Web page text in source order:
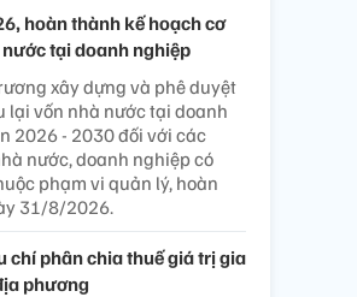
hoàn thành kế hoạch cơ
tại doanh nghiệp
xây dựng và phê duyệt
lại vốn nhà nước tại doanh
2026 - 2030 đối với các
nước, doanh nghiệp có
phạm vi quản lý, hoàn
31/8/2026.
chí phân chia thuế giá trị gia
phương